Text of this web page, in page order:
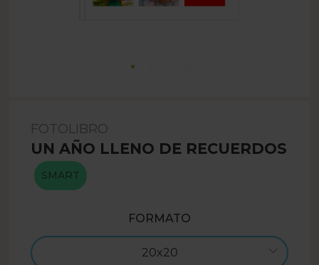
FOTOLIBRO
UN AÑO LLENO DE RECUERDOS
SMART
FORMATO
20x20